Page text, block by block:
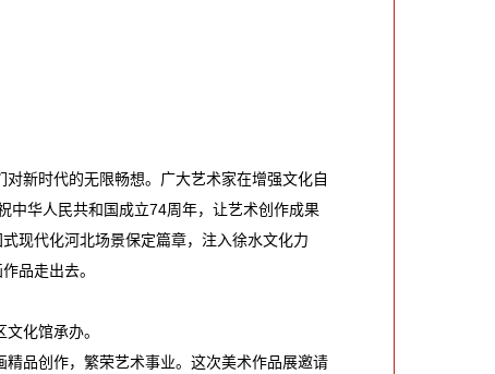
新时代的无限畅想。广大艺术家在增强文化自
中华人民共和国成立74周年，让艺术创作成果
现代化河北场景保定篇章，注入徐水文化力
品走出去。
化馆承办。
品创作，繁荣艺术事业。这次美术作品展邀请